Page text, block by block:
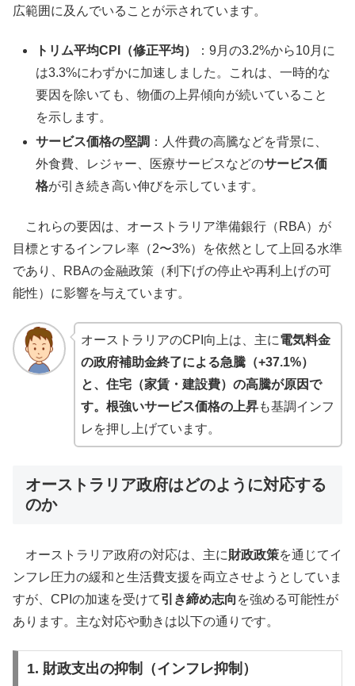
広範囲に及んでいることが示されています。
トリム平均CPI（修正平均）
：9月の3.2%から10月に
は3.3%にわずかに加速しました。これは、一時的な
要因を除いても、物価の上昇傾向が続いていること
を示します。
サービス価格の堅調 ：人件費の高騰などを背景に、
外食費、レジャー、医療サービスなどのサービス価
格が引き続き高い伸びを示しています。
これらの要因は、オーストラリア準備銀行（RBA）が
目標とするインフレ率（2〜3%）を依然として上回る水準
であり、RBAの金融政策（利下げの停止や再利上げの可
能性）に影響を与えています。
オーストラリアのCPI向上は、主に電気料金
の政府補助金終了による急騰（+37.1%）
と、住宅（家賃・建設費）の高騰が原因で
す。根強いサービス価格の上昇も基調インフ
レを押し上げています。
オーストラリア政府はどのように対応する
のか
オーストラリア政府の対応は、主に財政政策を通じてイ
ンフレ圧力の緩和と生活費支援を両立させようとしていま
すが、CPIの加速を受けて引き締め志向 を強める可能性が
あります。主な対応や動きは以下の通りです。
1. 財政支出の抑制（インフレ抑制）